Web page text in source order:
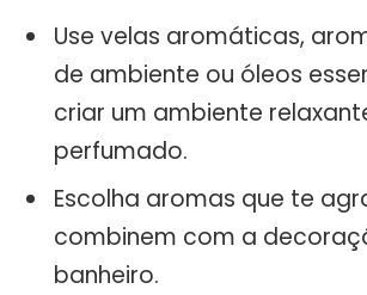
Use velas aromáticas,
de ambiente ou óleos
criar um ambiente
perfumado.
Escolha aromas que te
combinem com a
banheiro.